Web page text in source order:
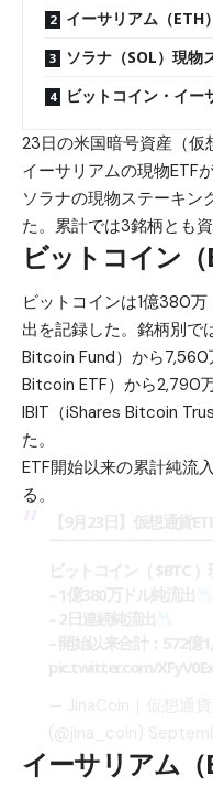
イーサリアム（ETH
ソラナ（SOL）現物
ビットコイン・イー
23日の米国暗号資産（仮
イーサリアムの現物ETF
ソラナの現物ステーキン
た。累計では3銘柄とも
ビットコイン（
ビットコインは1億380
出を記録した。銘柄別で
Bitcoin Fund）から7,560
Bitcoin ETF）から2,790
IBIT（iShares Bitcoin
た。
ETF開始以来の累計純流
る。
イーサリアム（